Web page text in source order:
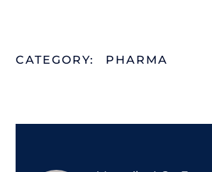
CATEGORY: PHARMA